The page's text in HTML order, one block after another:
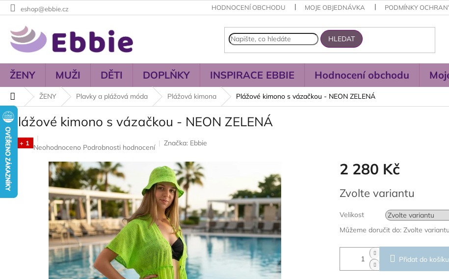
Přejít
na
eshop@ebbie.cz HODNOCENÍ OBCHODU MOJE OBJEDNÁVKA PODMÍNKY
HLEDAT
ŽENY MUŽI DĚTI DOPLŇKY INSPIRACE EBBIE Hodnocení obchodu
Domů ŽENY Plavky a plážová móda Plážová kimona Plážové kimono s vázačkou - NEON ZELENÁ
Plážové kimono s vázačkou - NEON ZELENÁ
3 + 1 Průměrné
produktu
hvězdiček.
Neohodnoceno Podrobnosti hodnocení
Značka: Ebbie
2 280 Kč
cena:
Zvolte variantu
Velikost
Můžeme doručit do: Zvolte variantu
Přidat do košíku